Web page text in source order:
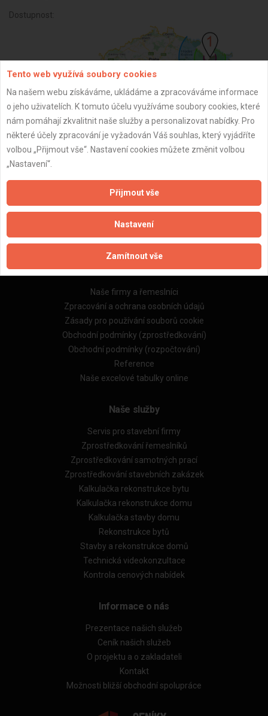
Dostupnost:
ZPĚT
Aktualizováno z portálu ARES dne 24.11.2025 09:51:28
Důležité informace
Naše firmy a řemeslníci
Zpracování a ochrana osobních údajů
Zásady pro používání souborů cookie
Obchodní podmínky (zprostředkování)
Obchodní podmínky (rozpočtování)
Reference
Naše excelové tabulky online
Naše služby
Servis pro stavební firmy
Zprostředkování řemeslníků
Zprostředkování samotných prací
Zprostředkování stavebních zakázek
Kalkulačka rekonstrukce bytu
Kalkulačka rekonstrukce domu
Kalkulačka stavby domu
Rekonstrukce bytů
Stavby a rekonstrukce domů
Technická videokonzultace
Kontrola cenových nabídek
Informace o nás
Prezentace našich služeb
Ceník našich služeb
O projektu a o zakladateli
Kontakt
Možnosti bližší obchodní spolupráce
Tento web využívá soubory cookies
Na našem webu získáváme, ukládáme a zpracováváme informace
o jeho uživatelích. K tomuto účelu využíváme soubory cookies, které
nám pomáhají zkvalitnit naše služby a personalizovat nabídky. Pro
některé účely zpracování je vyžadován Váš souhlas, který vyjádříte
volbou „Přijmout vše“. Nastavení cookies můžete změnit volbou
„Nastavení“.
Přijmout vše
Nastavení
Zamítnout vše